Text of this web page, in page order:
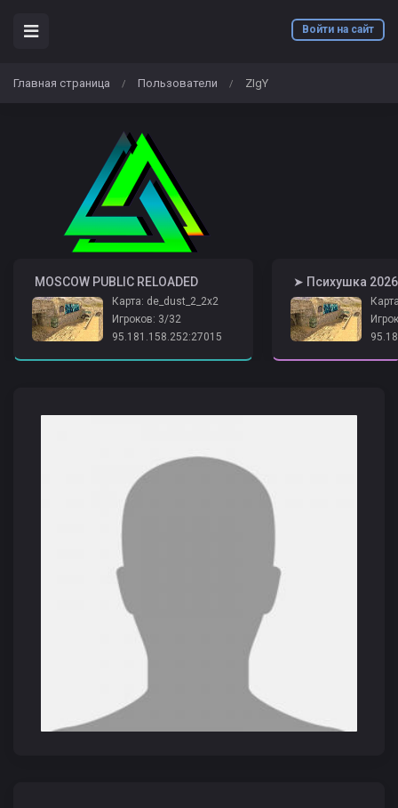
Войти на сайт
Главная страница / Пользователи / ZIgY
️ MOSCOW PUBLIC RELOADED
Карта: de_dust_2_2x2
Игроков: 3/32
95.181.158.252:27015